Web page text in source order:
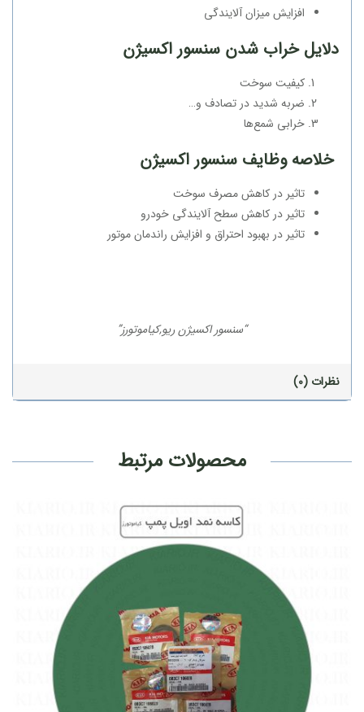
افزایش میزان آلایندگی
دلایل خراب شدن سنسور اکسیژن
کیفیت سوخت
ضربه شدید در تصادف و…
خرابی شمع‌ها
خلاصه وظایف سنسور اکسیژن
تاثیر در کاهش مصرف سوخت
تاثیر در کاهش سطح آلایندگی خودرو
تاثیر در بهبود احتراق و افزایش راندمان موتور
“سنسور اکسیژن ریو,کیاموتورز”
نظرات (0)
محصولات مرتبط